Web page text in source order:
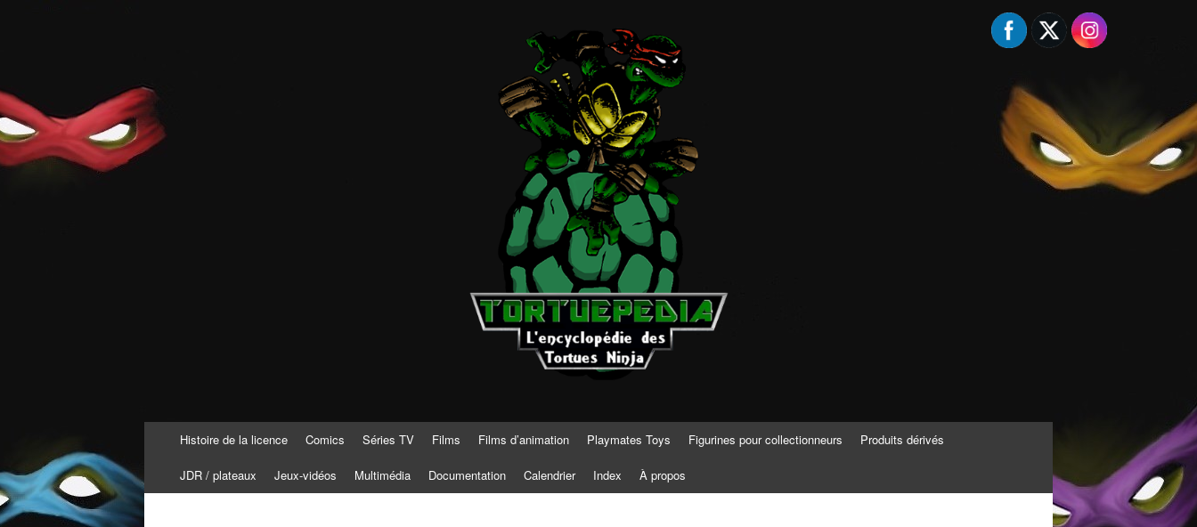
Tortuepédia
L'encyclopédie des Tortues Ninja !
contenu
Histoire de la licence Comics Séries TV Films Films d’animation Playmates Toys Figurines pour collectionneurs Produits dérivés
JDR / plateaux Jeux-vidéos Multimédia Documentation Calendrier Index À propos